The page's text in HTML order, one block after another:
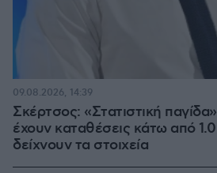
Σκέρτσος: «Στατιστική
έχουν καταθέσεις κάτω από
δείχνουν τα στοιχεία
09.08.2026, 14:39